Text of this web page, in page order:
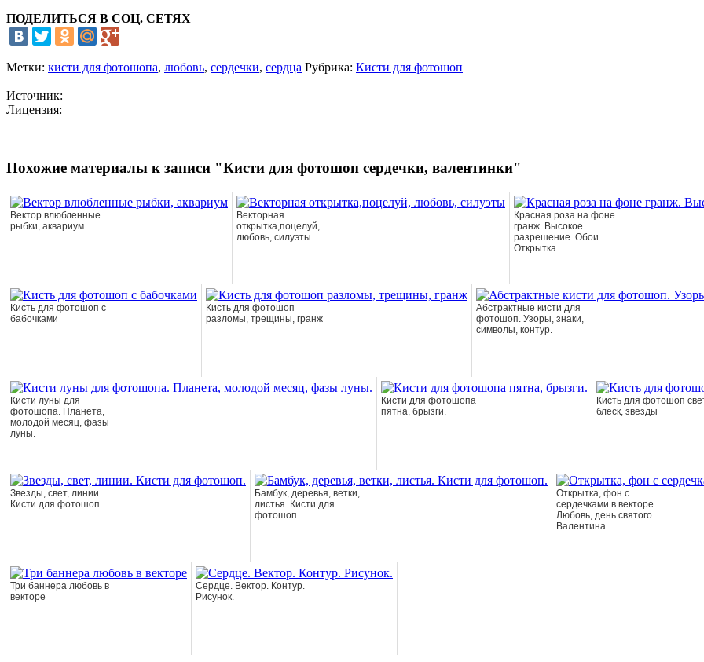
ПОДЕЛИТЬСЯ В СОЦ. СЕТЯХ
Метки: кисти для фотошопа, любовь, сердечки, сердца Рубрика: Кисти для фотошоп
Источник:
Лицензия:
Похожие материалы к записи "Кисти для фотошоп сердечки, валентинки"
Вектор влюбленные
рыбки, аквариум
Векторная
открытка,поцелуй,
любовь, силуэты
Красная роза на фоне
гранж. Высокое
разрешение. Обои.
Открытка.
Кисть для фотошоп с
бабочками
Кисть для фотошоп
разломы, трещины, гранж
Абстрактные кисти для
фотошоп. Узоры, знаки,
символы, контур.
Кисти луны для
фотошопа. Планета,
молодой месяц, фазы
луны.
Кисти для фотошопа
пятна, брызги.
Кисть для фотошоп
блеск, звезды
Звезды, свет, линии.
Кисти для фотошоп.
Бамбук, деревья, ветки,
листья. Кисти для
фотошоп.
Открытка, фон с
сердечками в векторе.
Любовь, день святого
Валентина.
Три баннера любовь в
векторе
Сердце. Вектор. Контур.
Рисунок.